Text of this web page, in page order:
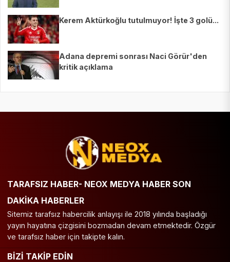
Kerem Aktürkoğlu tutulmuyor! İşte 3 golü...
Adana depremi sonrası Naci Görür'den
kritik açıklama
TARAFSIZ HABER- NEOX MEDYA HABER SON
DAKİKA HABERLER
Sitemiz tarafsız habercilik anlayışı ile 2018 yılında başladığı
yayın hayatına çizgisini bozmadan devam etmektedir. Özgür
ve tarafsız haber için takipte kalın.
BİZİ TAKİP EDİN